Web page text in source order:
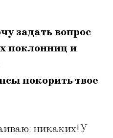
задать вопрос
поклонниц и
покорить твое
никаких! У